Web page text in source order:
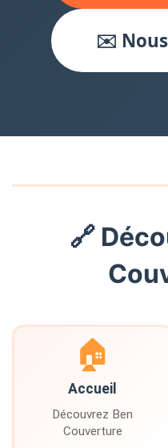
✉️
🔗
🏠
Accueil
Découvrez Ben
Couverture